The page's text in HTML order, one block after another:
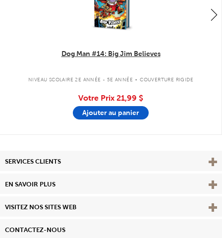
Dog Man #14: Big Jim Believes
NIVEAU SCOLAIRE 2E ANNÉE - 5E ANNÉE . COUVERTURE RIGIDE
Votre Prix 21,99 $
Ajouter au panier
SERVICES CLIENTS
EN SAVOIR PLUS View
VISITEZ NOS SITES WEB
CONTACTEZ-NOUS